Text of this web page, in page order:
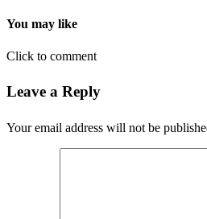
You may like
Click to comment
Leave a Reply
Your email address will not be